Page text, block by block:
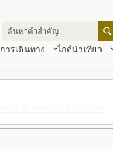
การเดินทาง ไกด์นำเที่ยว